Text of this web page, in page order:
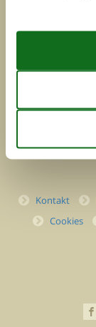
Kontakt
Cookies